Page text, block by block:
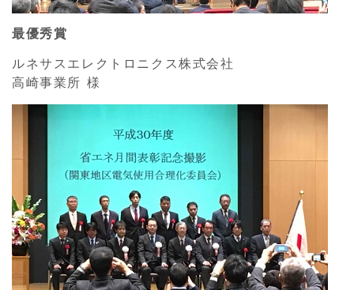
最優秀賞
ルネサスエレクトロニクス株式会社
高崎事業所 様